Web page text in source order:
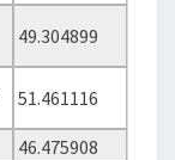
49.304899
51.461116
46.475908